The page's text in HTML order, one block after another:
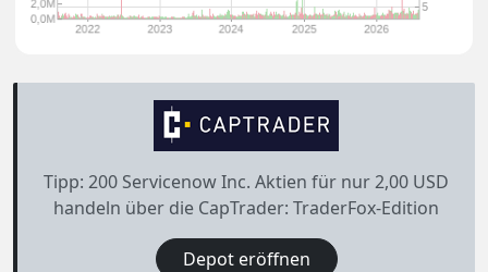
Tipp: 200 Servicenow Inc. Aktien für nur 2,00 USD
handeln über die CapTrader: TraderFox-Edition
Depot eröffnen